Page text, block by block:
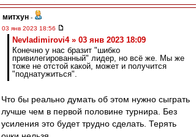
митхун -
03 янв 2023 18:56
Nevladimirovi4 » 03 янв 2023 18:09
Конечно у нас бразит "шибко
привилегированный" лидер, но всё же. Мы же
тоже не отстой какой, может и получится
"поднатужиться".
Что бы реально думать об этом нужно сыграть
лучше чем в первой половине турнира. Без
усиления это будет трудно сделать. Терять